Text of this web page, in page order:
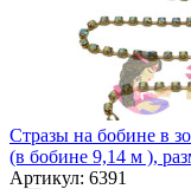
Стразы на бобине в
(в бобине 9,14 м ),
Артикул: 6391